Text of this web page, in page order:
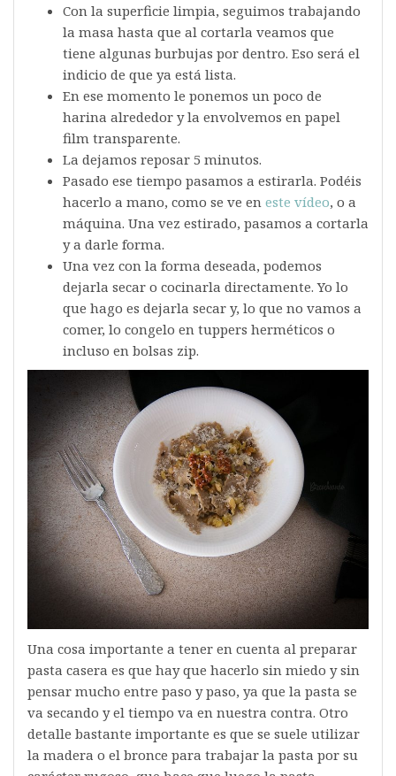
Con la superficie limpia, seguimos trabajando
la masa hasta que al cortarla veamos que
tiene algunas burbujas por dentro. Eso será el
indicio de que ya está lista.
En ese momento le ponemos un poco de
harina alrededor y la envolvemos en papel
film transparente.
La dejamos reposar 5 minutos.
Pasado ese tiempo pasamos a estirarla. Podéis
hacerlo a mano, como se ve en este vídeo, o a
máquina. Una vez estirado, pasamos a cortarla
y a darle forma.
Una vez con la forma deseada, podemos
dejarla secar o cocinarla directamente. Yo lo
que hago es dejarla secar y, lo que no vamos a
comer, lo congelo en tuppers herméticos o
incluso en bolsas zip.
Una cosa importante a tener en cuenta al preparar
pasta casera es que hay que hacerlo sin miedo y sin
pensar mucho entre paso y paso, ya que la pasta se
va secando y el tiempo va en nuestra contra. Otro
detalle bastante importante es que se suele utilizar
la madera o el bronce para trabajar la pasta por su